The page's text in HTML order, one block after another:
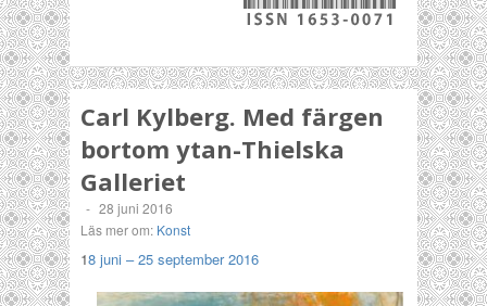
Carl Kylberg. Med färgen
bortom ytan-Thielska
Galleriet
- 28 juni 2016
Läs mer om: Konst
18 juni – 25 september 2016